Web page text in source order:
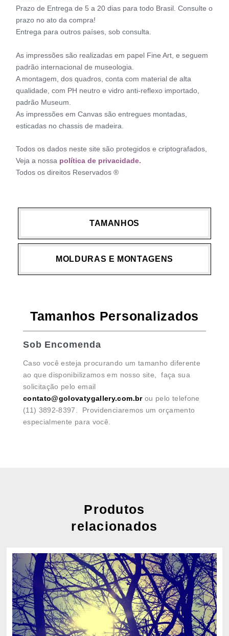
Prazo de Entrega de 5 a 20 dias para todo Brasil. Consulte o
prazo no ato da compra!
Entrega para outros países, sob consulta.
As impressões são realizadas em papel Fine Art, e seguem
padrão internacional de museologia.
A montagem, dos quadros, conta com material de alta
qualidade, com PH neutro e vidro anti-reflexo importado,
padrão Museum.
As impressões em Canvas são entregues montadas,
esticadas no chassis de madeira.
Todos os dados neste site são protegidos e criptografados,
Veja a nossa política de privacidade.
Todos os direitos Reservados ®
TAMANHOS
MOLDURAS E MONTAGENS
Tamanhos Personalizados
Sob Encomenda
Caso você esteja procurando um tamanho diferente
ao que disponibilizamos em nosso site, faça sua
solicitação pelo email
contato@golovatygallery.com.brou pelo telefone
(11) 3892-8397. Providenciaremos um orçamento
especialmente para você.
Produtos
relacionados